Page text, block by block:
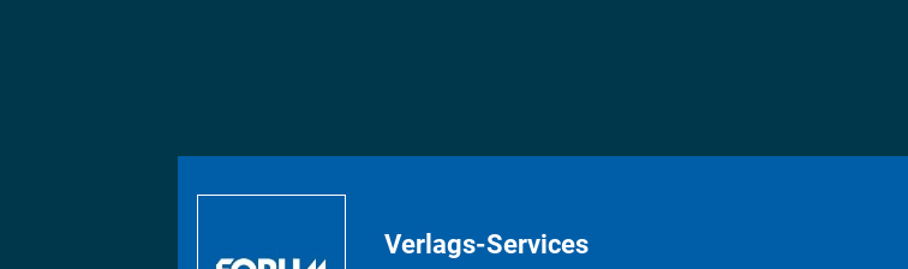
Verlags-Services